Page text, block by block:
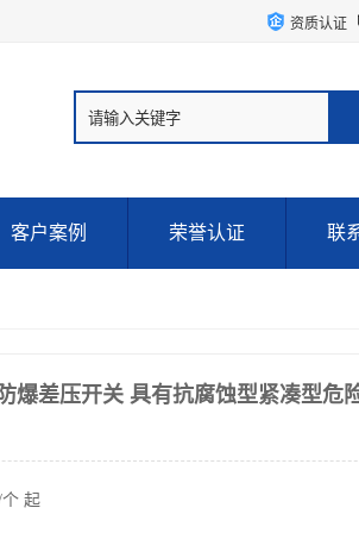
资质认证
客户案例 荣誉认证 联
爆差压开关 具有抗腐蚀型紧凑型危
起